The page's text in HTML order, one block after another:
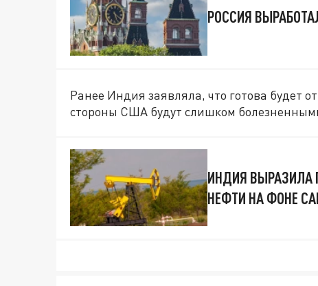
РОССИЯ
Ранее Индия заявляла, что готова будет
стороны США будут слишком
ИНДИЯ ВЫРАЗИЛА
НЕФТИ НА ФОНЕ